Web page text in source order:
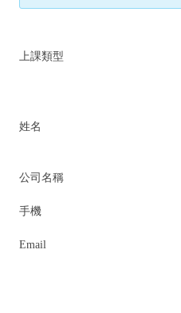
上課類型
姓名
公司名稱
手機
Email